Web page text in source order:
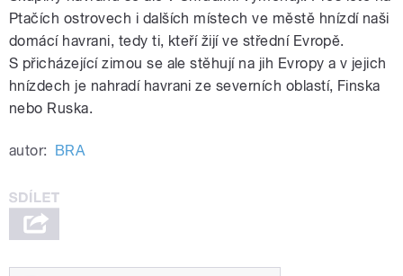
Ptačích ostrovech i dalších místech ve městě hnízdí naši
domácí havrani, tedy ti, kteří žijí ve střední Evropě.
S přicházející zimou se ale stěhují na jih Evropy a v jejich
hnízdech je nahradí havrani ze severních oblastí, Finska
nebo Ruska.
autor: BRA